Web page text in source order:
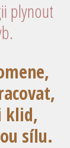
plynout
klid,
sílu.